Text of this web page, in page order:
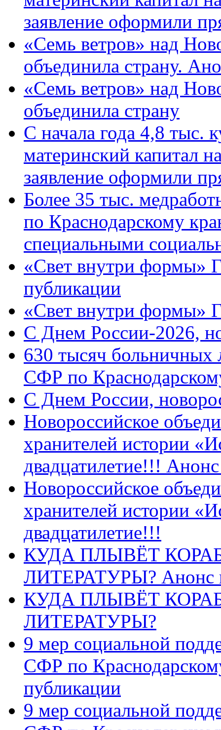
заявление оформили
«Семь ветров» над
объединила страну.
«Семь ветров» над
объединила страну
С начала года 4,8 тыс.
материнский капитал
заявление оформили
Более 35 тыс.
по Краснодарскому
специальными
«Свет внутри формы»
публикации
«Свет внутри формы»
C Днем России-2026,
630 тысяч больничных
СФР по
C Днем России,
Новороссийское
хранителей истории
двадцатилетие!!!
Новороссийское
хранителей истории
двадцатилетие!!!
КУДА ПЛЫВЁТ
ЛИТЕРАТУРЫ? Анонс
КУДА ПЛЫВЁТ
ЛИТЕРАТУРЫ?
9 мер социальной
СФР по
публикации
9 мер социальной